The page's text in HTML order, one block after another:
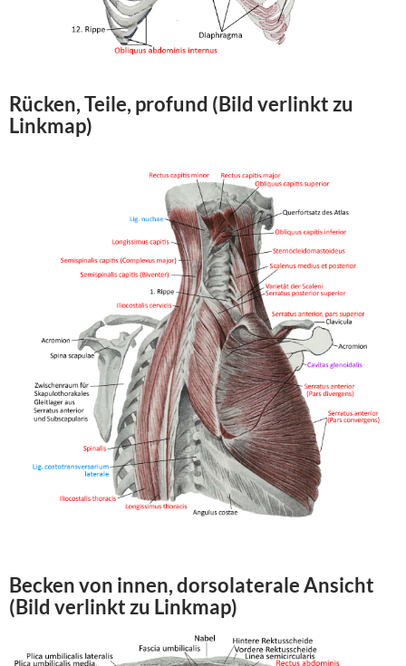
Rücken, Teile, profund (Bild verlinkt zu
Linkmap)
Becken von innen, dorsolaterale Ansicht
(Bild verlinkt zu Linkmap)